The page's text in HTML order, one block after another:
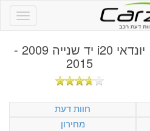
דעת רכב
יונדאי i20 יד שנייה 2009 -
2015
חוות דעת
מחירון